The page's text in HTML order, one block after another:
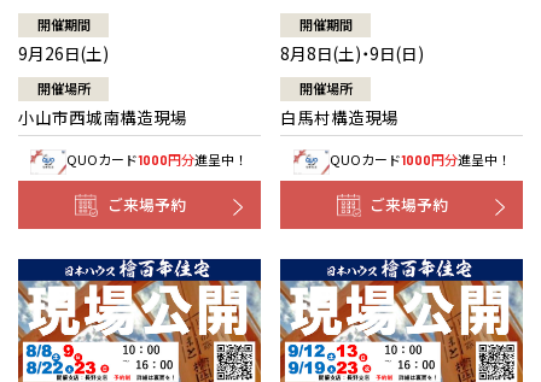
開催期間
9月26日(土)
開催場所
小山市西城南構造現場
QUOカード1000円分進呈中！
ご来場予約
開催期間
8月8日(土)・9日(日)
開催場所
白馬村構造現場
QUOカード1000円分進呈中！
ご来場予約